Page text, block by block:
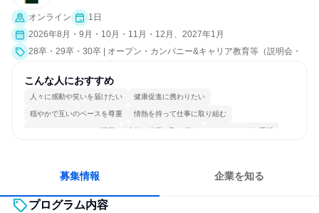
オンライン
1日
2026年8月・9月・10月・11月・12月、2027年1月
28卒・29卒・30卒 | オープン・カンパニー&キャリア教育等（説明会・
こんな人におすすめ
人々に感動や笑いを届けたい 健康促進に携わりたい
穏やかで互いのペースを尊重 情熱を持って仕事に取り組む
コミュニケーションが活発 冷静に仕事に取り組む チームワークを重視
募集情報 企業を知る
プログラム内容